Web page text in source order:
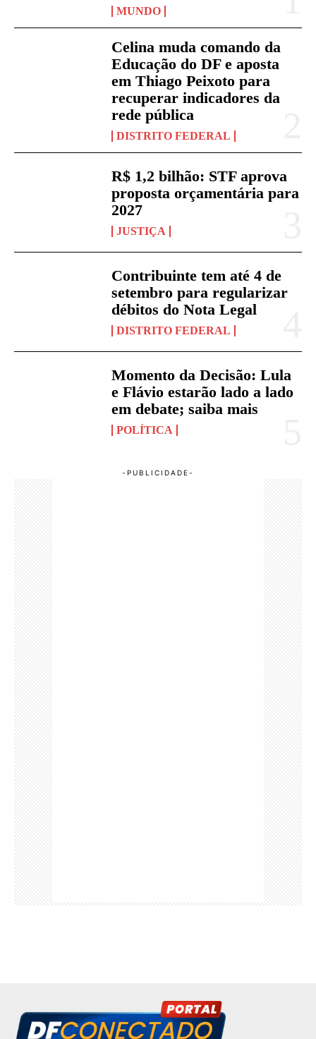
MUNDO
Celina muda comando da
Educação do DF e aposta
em Thiago Peixoto para
recuperar indicadores da
rede pública
DISTRITO FEDERAL
R$ 1,2 bilhão: STF aprova
proposta orçamentária para
2027
JUSTIÇA
Contribuinte tem até 4 de
setembro para regularizar
débitos do Nota Legal
DISTRITO FEDERAL
Momento da Decisão: Lula
e Flávio estarão lado a lado
em debate; saiba mais
POLÍTICA